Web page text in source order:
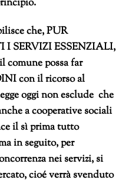
che, PUR
SERVIZI ESSENZIALI,
comune possa far
con il ricorso al
oggi non esclude che
a cooperative sociali
il sì prima tutto
in seguito, per
nei servizi, si
cioé verrà svenduto